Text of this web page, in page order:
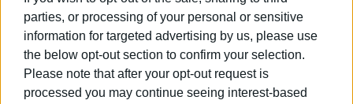
parties, or processing of your personal or sensitive
information for targeted advertising by us, please use
the below opt-out section to confirm your selection.
Please note that after your opt-out request is
processed you may continue seeing interest-based
και με αναμνηστικά, παίρνοντας μαζί τους και πολλά
χρήσιμα μηνύματα. Θα δοθούν σε όλα τα παιδιά
μετάλλια, ενώ για του νικητές των διαγωνισμών ειδικά
έπαθλα. Αποτελεί συνδιοργάνωση του ΕΣΥΝ και της ΠΙΝ
- ΠΕ Κερκύρας.